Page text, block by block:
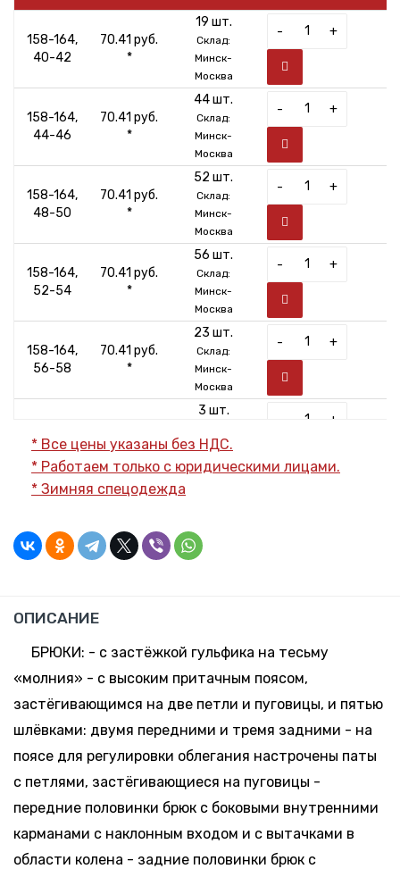
158-164,
40-42
70.41 руб.
*
19 шт.
Склад:
Минск-
Москва
- +
158-164,
44-46
70.41 руб.
*
44 шт.
Склад:
Минск-
Москва
- +
158-164,
48-50
70.41 руб.
*
52 шт.
Склад:
Минск-
Москва
- +
158-164,
52-54
70.41 руб.
*
56 шт.
Склад:
Минск-
Москва
- +
158-164,
56-58
70.41 руб.
*
23 шт.
Склад:
Минск-
Москва
- +
60-62
*
3 шт.
Минск-
Москва
+
Москва
170-176,
44-46
70.41 руб.
*
52 шт.
Склад:
Минск-
-
170-176,
48-50
70.41 руб.
*
Склад:
Минск-
- +
170-176,
52-54
70.41 руб.
*
71 шт.
Склад:
Минск-
- +
* Все цены указаны без НДС.
* Работаем только с юридическими лицами.
* Зимняя спецодежда
ОПИСАНИЕ
БРЮКИ: - с застёжкой гульфика на тесьму
«молния» - с высоким притачным поясом,
застёгивающимся на две петли и пуговицы, и пятью
шлёвками: двумя передними и тремя задними - на
поясе для регулировки облегания настрочены паты
с петлями, застёгивающиеся на пуговицы -
передние половинки брюк с боковыми внутренними
карманами с наклонным входом и с вытачками в
области колена - задние половинки брюк с